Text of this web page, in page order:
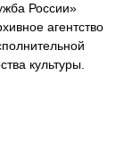
России»
агентство
культуры.